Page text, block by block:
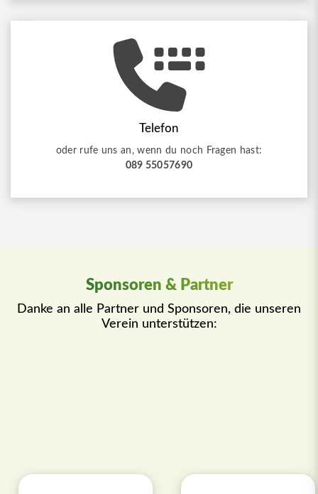
Telefon
oder rufe uns an, wenn du noch Fragen hast:
089 55057690
Sponsoren & Partner
Danke an alle Partner und Sponsoren, die unseren
Verein unterstützen: